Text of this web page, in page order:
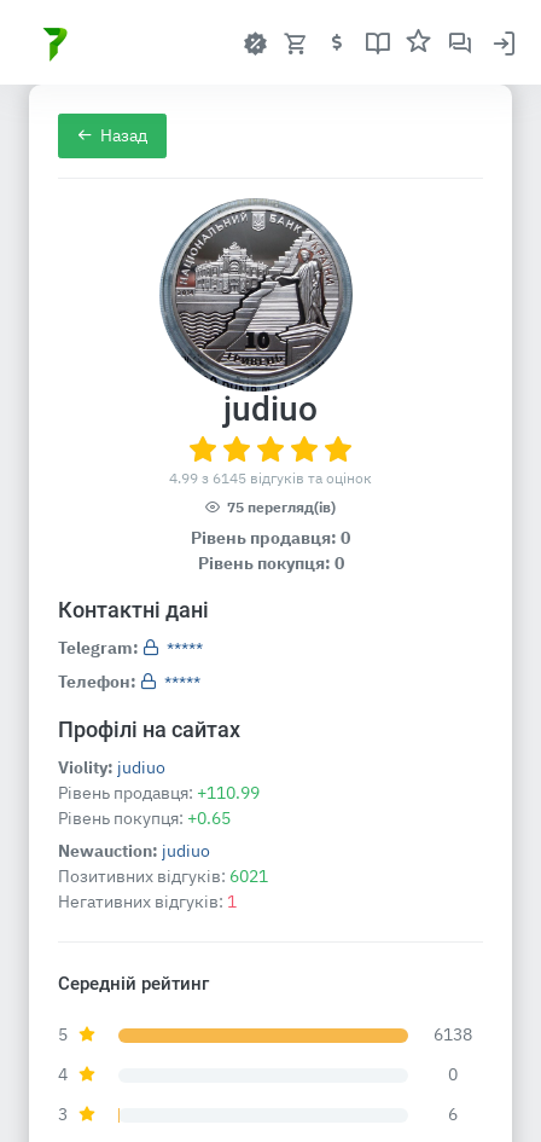
Назад
judiuo
4.99 з 6145 відгуків та оцінок
75 перегляд(ів)
Рівень продавця: 0
Рівень покупця: 0
Контактні дані
Telegram:
*****
Телефон:
*****
Профілі на сайтах
Violity: judiuo
Рівень продавця: +110.99
Рівень покупця: +0.65
Newauction: judiuo
Позитивних відгуків: 6021
Негативних відгуків: 1
Середній рейтинг
5
6138
4
0
3
6